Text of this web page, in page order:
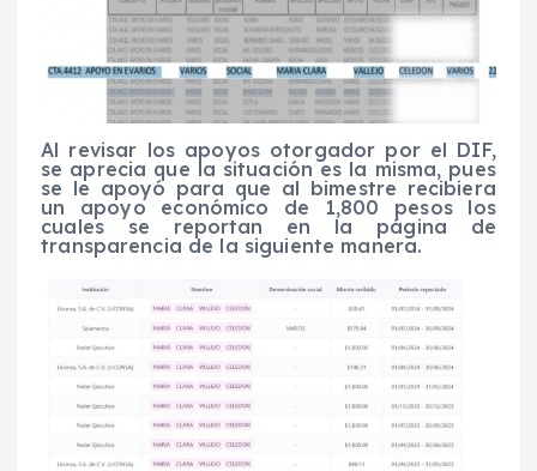
Al revisar los apoyos otorgador por el DIF,
se aprecia que la situación es la misma, pues
se le apoyó para que al bimestre recibiera
un apoyo económico de 1,800 pesos los
cuales se reportan en la página de
transparencia de la siguiente manera.